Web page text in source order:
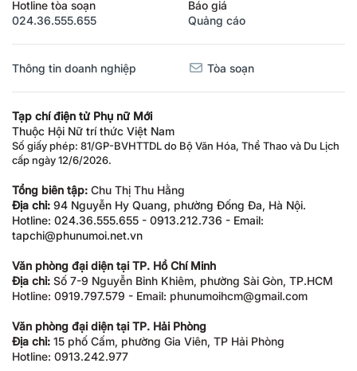
Hotline tòa soạn
024.36.555.655
Báo giá
Quảng cáo
Thông tin doanh nghiệp Tòa soạn
Tạp chí điện tử Phụ nữ Mới
Thuộc Hội Nữ trí thức Việt Nam
Số giấy phép: 81/GP-BVHTTDL do Bộ Văn Hóa, Thể Thao và Du Lịch
cấp ngày 12/6/2026.
Tổng biên tập: Chu Thị Thu Hằng
Địa chỉ: 94 Nguyễn Hy Quang, phường Đống Đa, Hà Nội.
Hotline: 024.36.555.655 - 0913.212.736 - Email:
tapchi@phunumoi.net.vn
Văn phòng đại diện tại TP. Hồ Chí Minh
Địa chỉ: Số 7-9 Nguyễn Bỉnh Khiêm, phường Sài Gòn, TP.HCM
Hotline: 0919.797.579 - Email: phunumoihcm@gmail.com
Văn phòng đại diện tại TP. Hải Phòng
Địa chỉ: 15 phố Cấm, phường Gia Viên, TP Hải Phòng
Hotline: 0913.242.977